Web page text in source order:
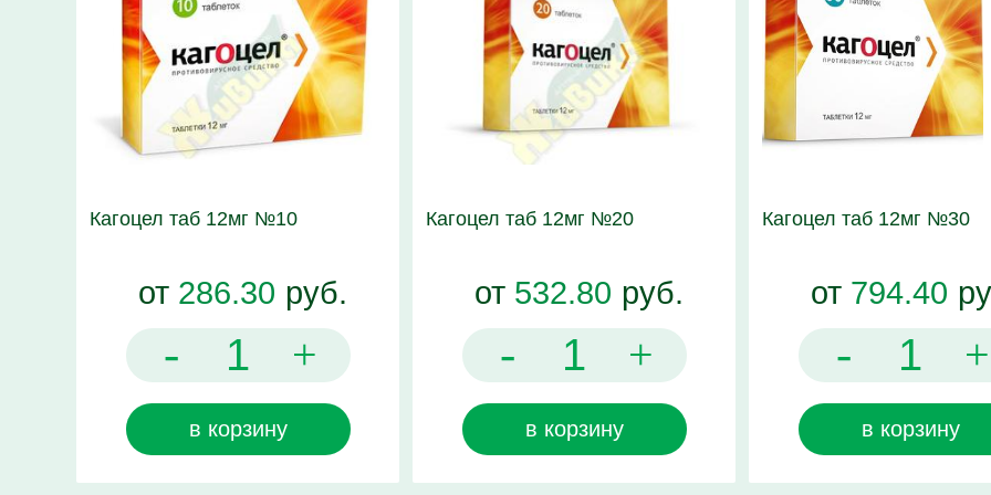
Кагоцел таб 12мг №10
от 286.30 руб.
- +
в корзину
Кагоцел таб 12мг №20
от 532.80 руб.
- +
в корзину
Кагоцел таб 12мг №30
от 794.40
- +
в корзину